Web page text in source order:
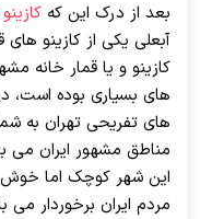
بعد از درک این که
آبعلی یکی از کازینو
کازینو و یا قمار خانه
های بسیاری بوده است،
های تفریحی تهران به
مناطق مشهور ایران می
این شهر کوچک اما خوش
مردم ایران برخوردار می